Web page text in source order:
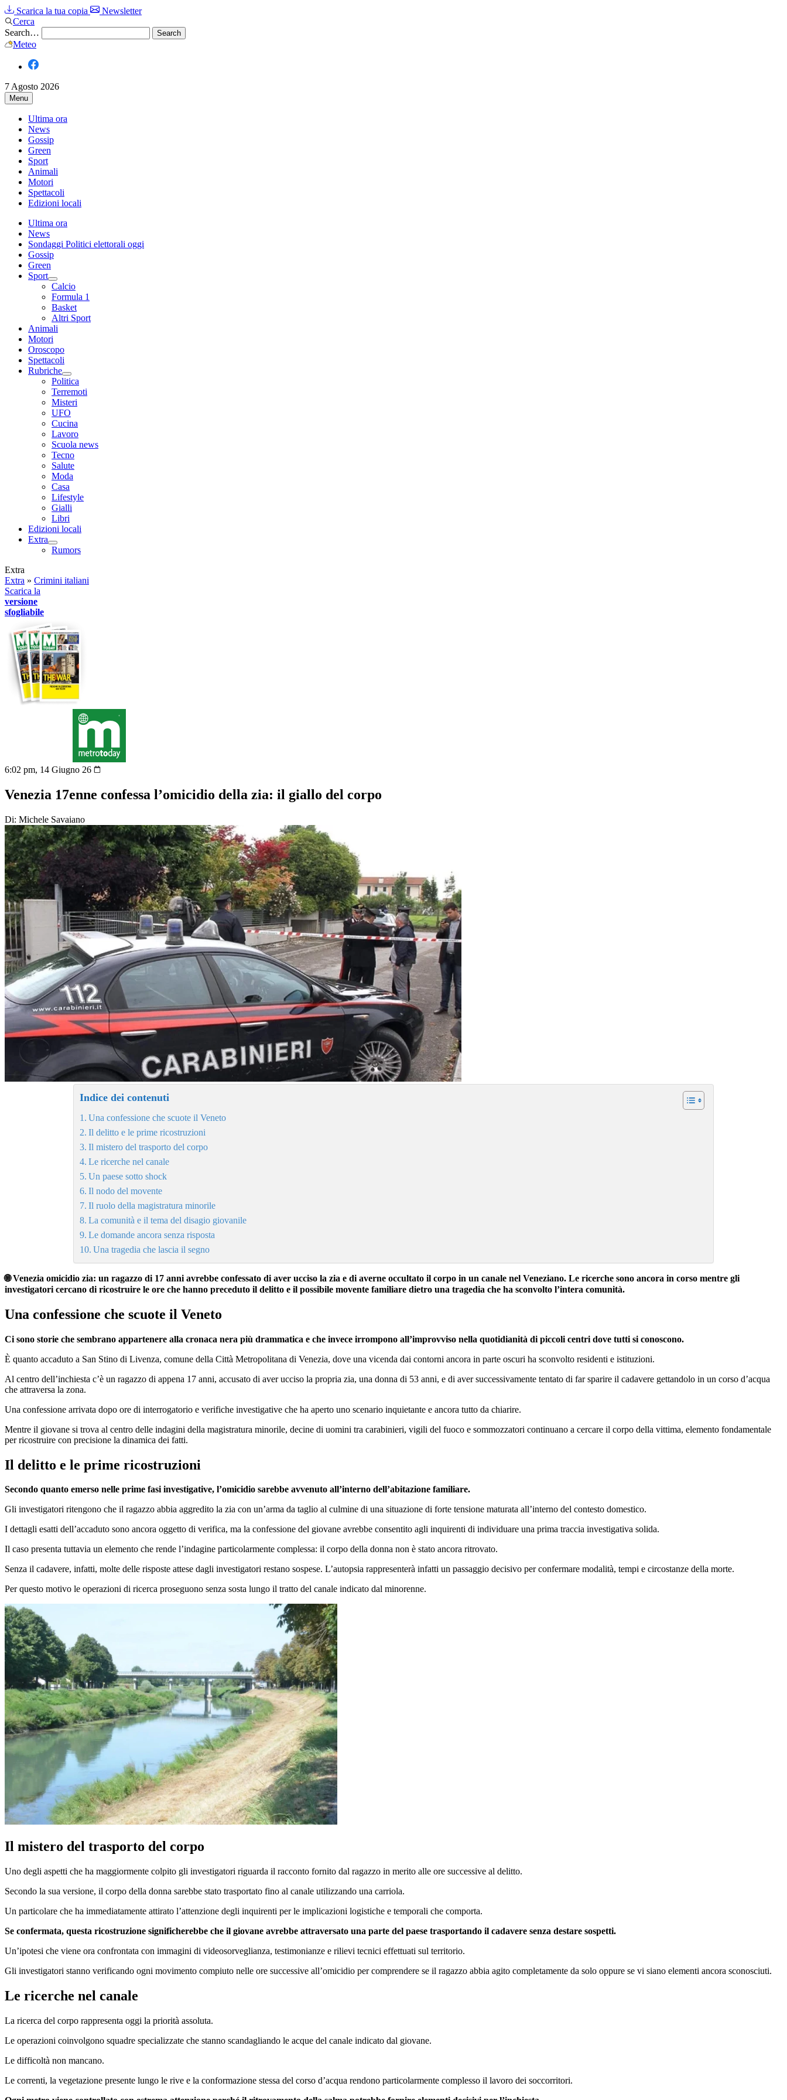
Scarica la tua copia
Newsletter
Cerca
Search…
Meteo
7 Agosto 2026
Menu
Ultima ora
News
Gossip
Green
Sport
Animali
Motori
Spettacoli
Edizioni locali
Ultima ora
News
Sondaggi Politici elettorali oggi
Gossip
Green
Sport
Calcio
Formula 1
Basket
Altri Sport
Animali
Motori
Oroscopo
Spettacoli
Rubriche
Politica
Terremoti
Misteri
UFO
Cucina
Lavoro
Scuola news
Tecno
Salute
Moda
Casa
Lifestyle
Gialli
Libri
Edizioni locali
Extra
Rumors
Extra
Extra » Crimini italiani
Scarica la
versione
sfogliabile
6:02 pm, 14 Giugno 26
Venezia 17enne confessa l’omicidio della zia: il giallo del corpo
Di: Michele Savaiano
Indice dei contenuti
Una confessione che scuote il Veneto
Il delitto e le prime ricostruzioni
Il mistero del trasporto del corpo
Le ricerche nel canale
Un paese sotto shock
Il nodo del movente
Il ruolo della magistratura minorile
La comunità e il tema del disagio giovanile
Le domande ancora senza risposta
Una tragedia che lascia il segno
🌐 Venezia omicidio zia: un ragazzo di 17 anni avrebbe confessato di aver ucciso la zia e di averne occultato il corpo in un canale nel Veneziano. Le ricerche sono ancora in corso mentre gli
investigatori cercano di ricostruire le ore che hanno preceduto il delitto e il possibile movente familiare dietro una tragedia che ha sconvolto l’intera comunità.
Una confessione che scuote il Veneto
Ci sono storie che sembrano appartenere alla cronaca nera più drammatica e che invece irrompono all’improvviso nella quotidianità di piccoli centri dove tutti si conoscono.
È quanto accaduto a San Stino di Livenza, comune della Città Metropolitana di Venezia, dove una vicenda dai contorni ancora in parte oscuri ha sconvolto residenti e istituzioni.
Al centro dell’inchiesta c’è un ragazzo di appena 17 anni, accusato di aver ucciso la propria zia, una donna di 53 anni, e di aver successivamente tentato di far sparire il cadavere gettandolo in un corso d’acqua
che attraversa la zona.
Una confessione arrivata dopo ore di interrogatorio e verifiche investigative che ha aperto uno scenario inquietante e ancora tutto da chiarire.
Mentre il giovane si trova al centro delle indagini della magistratura minorile, decine di uomini tra carabinieri, vigili del fuoco e sommozzatori continuano a cercare il corpo della vittima, elemento fondamentale
per ricostruire con precisione la dinamica dei fatti.
Il delitto e le prime ricostruzioni
Secondo quanto emerso nelle prime fasi investigative, l’omicidio sarebbe avvenuto all’interno dell’abitazione familiare.
Gli investigatori ritengono che il ragazzo abbia aggredito la zia con un’arma da taglio al culmine di una situazione di forte tensione maturata all’interno del contesto domestico.
I dettagli esatti dell’accaduto sono ancora oggetto di verifica, ma la confessione del giovane avrebbe consentito agli inquirenti di individuare una prima traccia investigativa solida.
Il caso presenta tuttavia un elemento che rende l’indagine particolarmente complessa: il corpo della donna non è stato ancora ritrovato.
Senza il cadavere, infatti, molte delle risposte attese dagli investigatori restano sospese. L’autopsia rappresenterà infatti un passaggio decisivo per confermare modalità, tempi e circostanze della morte.
Per questo motivo le operazioni di ricerca proseguono senza sosta lungo il tratto del canale indicato dal minorenne.
Il mistero del trasporto del corpo
Uno degli aspetti che ha maggiormente colpito gli investigatori riguarda il racconto fornito dal ragazzo in merito alle ore successive al delitto.
Secondo la sua versione, il corpo della donna sarebbe stato trasportato fino al canale utilizzando una carriola.
Un particolare che ha immediatamente attirato l’attenzione degli inquirenti per le implicazioni logistiche e temporali che comporta.
Se confermata, questa ricostruzione significherebbe che il giovane avrebbe attraversato una parte del paese trasportando il cadavere senza destare sospetti.
Un’ipotesi che viene ora confrontata con immagini di videosorveglianza, testimonianze e rilievi tecnici effettuati sul territorio.
Gli investigatori stanno verificando ogni movimento compiuto nelle ore successive all’omicidio per comprendere se il ragazzo abbia agito completamente da solo oppure se vi siano elementi ancora sconosciuti.
Le ricerche nel canale
La ricerca del corpo rappresenta oggi la priorità assoluta.
Le operazioni coinvolgono squadre specializzate che stanno scandagliando le acque del canale indicato dal giovane.
Le difficoltà non mancano.
Le correnti, la vegetazione presente lungo le rive e la conformazione stessa del corso d’acqua rendono particolarmente complesso il lavoro dei soccorritori.